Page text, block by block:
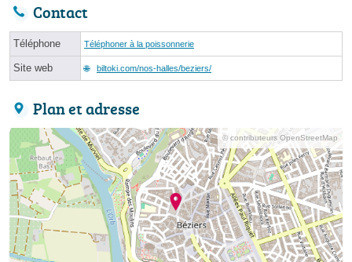
Contact
Téléphone Téléphoner à la poissonnerie
Site web biltoki.com/nos-halles/beziers/
Plan et adresse
© contributeurs OpenStreetMap